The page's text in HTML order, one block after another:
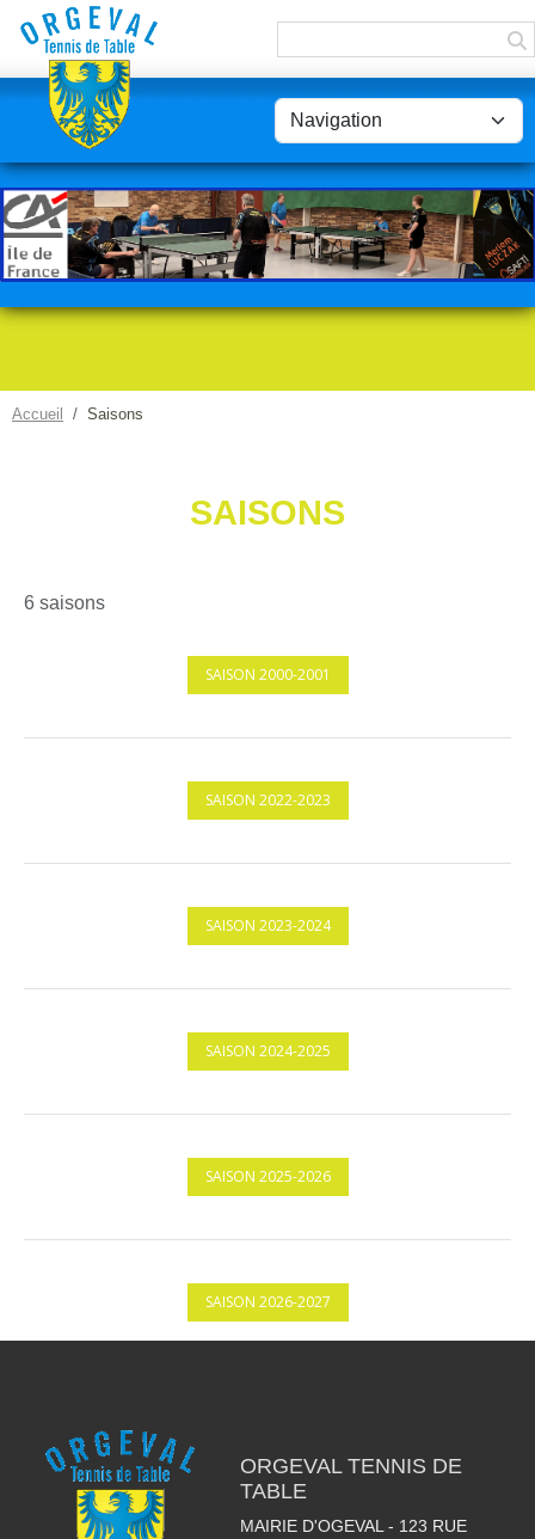
Accueil Saisons
SAISONS
6 saisons
SAISON 2000-2001
SAISON 2022-2023
SAISON 2023-2024
SAISON 2024-2025
SAISON 2025-2026
SAISON 2026-2027
ORGEVAL TENNIS DE
TABLE
MAIRIE D'OGEVAL - 123 RUE
Panneau de gestion des cookies